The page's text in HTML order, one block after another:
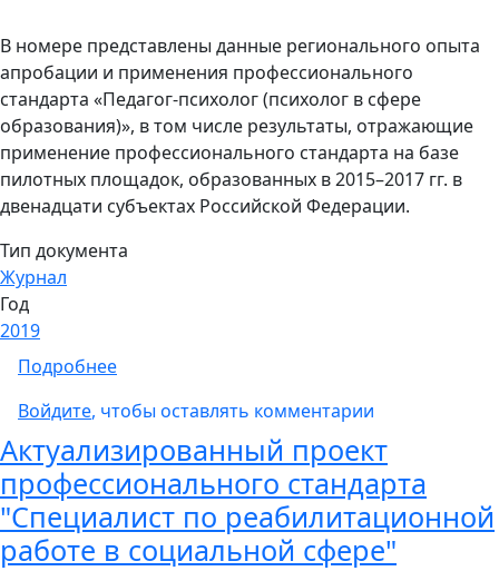
В номере представлены данные регионального опыта
апробации и применения профессионального
стандарта «Педагог-психолог (психолог в сфере
образования)», в том числе результаты, отражающие
применение профессионального стандарта на базе
пилотных площадок, образованных в 2015–2017 гг. в
двенадцати субъектах Российской Федерации.
Тип документа
Журнал
Год
2019
Подробнеео Сетевой журнал «Вестник
Войдите, чтобы оставлять комментарии
Актуализированный проект
профессионального стандарта
"Специалист по реабилитационной
работе в социальной сфере"